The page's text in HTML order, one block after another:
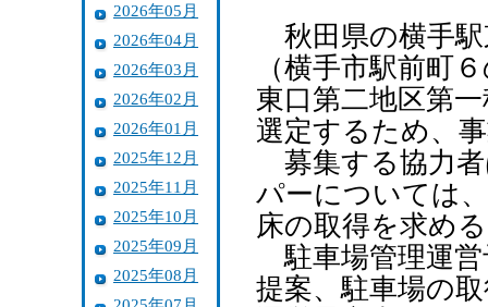
2026年05月
2026年04月
2026年03月
2026年02月
2026年01月
2025年12月
2025年11月
2025年10月
2025年09月
2025年08月
秋田県の横手駅
（横手市駅前町
東口第二地区第
選定するため、
募集する協力者
パーについては
床の取得を求め
駐車場管理運営
提案、駐車場の